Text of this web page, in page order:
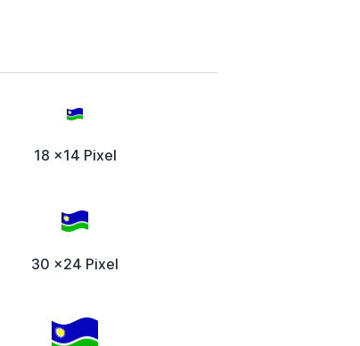
18 x14 Pixel
30 x24 Pixel